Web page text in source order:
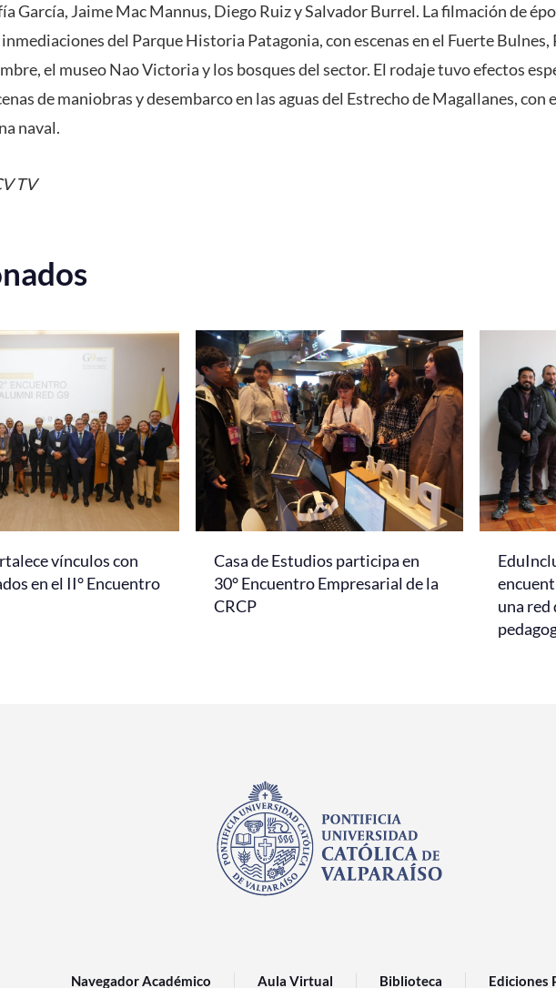
García, Jaime Mac Mannus, Diego Ruiz y Salvador Burrel. La filmación de
inmediaciones del Parque Historia Patagonia, con escenas en el Fuerte Bulnes,
el museo Nao Victoria y los bosques del sector. El rodaje tuvo efectos
de maniobras y desembarco en las aguas del Estrecho de Magallanes, con
naval.
TV
vínculos con
en el II° Encuentro
Casa de Estudios participa en
30° Encuentro Empresarial de la
CRCP
una red
Navegador Académico Aula Virtual Biblioteca Ediciones